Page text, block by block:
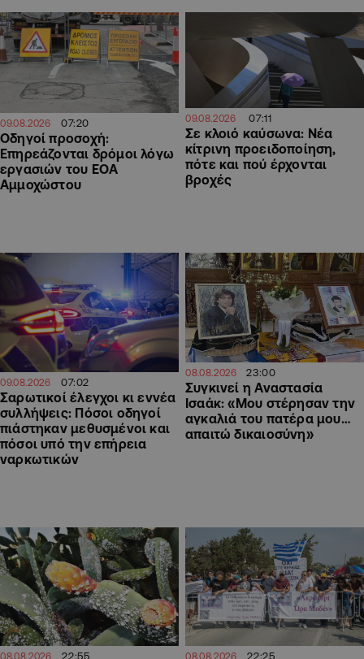
09.08.2026 07:20
Οδηγοί προσοχή:
Επηρεάζονται δρόμοι λόγω
εργασιών του ΕΟΑ
Αμμοχώστου
09.08.2026 07:11
Σε κλοιό καύσωνα: Νέα
κίτρινη προειδοποίηση,
πότε και πού έρχονται
βροχές
09.08.2026 07:02
Σαρωτικοί έλεγχοι κι εννέα
συλλήψεις: Πόσοι οδηγοί
πιάστηκαν μεθυσμένοι και
πόσοι υπό την επήρεια
ναρκωτικών
08.08.2026 23:00
Συγκινεί η Αναστασία
Ισαάκ: «Μου στέρησαν την
αγκαλιά του πατέρα μου…
απαιτώ δικαιοσύνη»
08.08.2026 22:55 08.08.2026 22:25